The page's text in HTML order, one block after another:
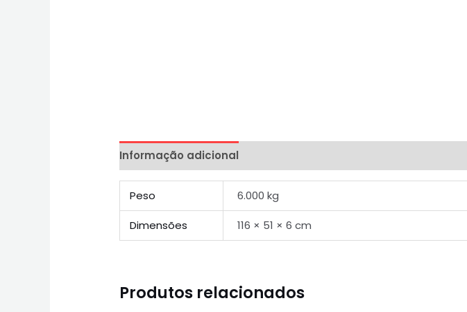
Informação adicional
Peso 6.000 kg
Dimensões 116 × 51 × 6 cm
Produtos relacionados